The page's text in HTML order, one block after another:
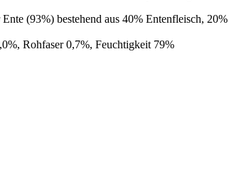
(93%) bestehend aus 40% Entenfleisch,
Rohfaser 0,7%, Feuchtigkeit 79%